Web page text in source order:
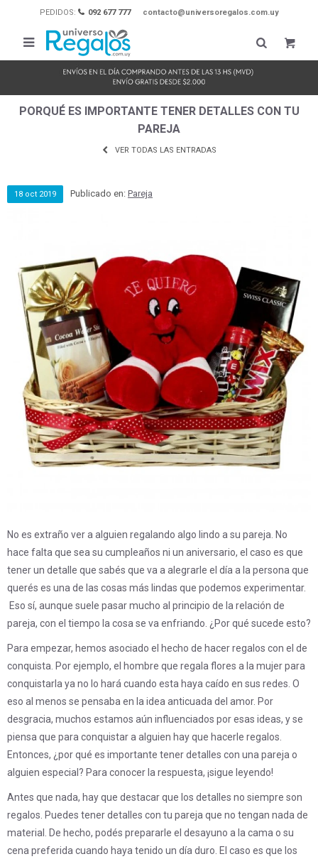
PEDIDOS: 092 677 777 contacto@universoregalos.com.uy

PORQUÉ ES IMPORTANTE TENER DETALLES CON TU
PAREJA
VER TODAS LAS ENTRADAS
18 oct 2019 Publicado en: Pareja
No es extraño ver a alguien regalando algo lindo a su pareja. No
hace falta que sea su cumpleaños ni un aniversario, el caso es que
tener un detalle que sabés que va a alegrarle el día a la persona que
querés es una de las cosas más lindas que podemos experimentar.
Eso sí, aunque suele pasar mucho al principio de la relación de
pareja, con el tiempo la cosa se va enfriando. ¿Por qué sucede esto?
Para empezar, hemos asociado el hecho de hacer regalos con el de
conquista. Por ejemplo, el hombre que regala flores a la mujer para
conquistarla ya no lo hará cuando esta haya caído en sus redes. O
eso al menos se pensaba en la idea anticuada del amor. Por
desgracia, muchos estamos aún influenciados por esas ideas, y se
piensa que para conquistar a alguien hay que hacerle regalos.
Entonces, ¿por qué es importante tener detalles con una pareja o
alguien especial? Para conocer la respuesta, ¡sigue leyendo!
Antes que nada, hay que destacar que los detalles no siempre son
regalos. Puedes tener detalles con tu pareja que no tengan nada de
material. De hecho, podés prepararle el desayuno a la cama o su
cena preferida cuando haya tenido un día duro. El caso es que los